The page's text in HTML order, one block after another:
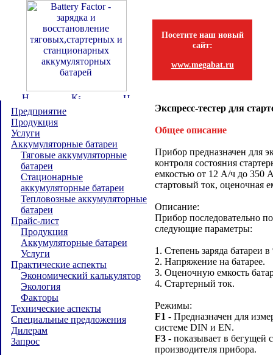
Посетите наш новый
сайт:
www.megabat.ru
Предприятие
Продукция
Услуги
Аккумуляторные батареи
Тяговые аккумуляторные
батареи
Стационарные
аккумуляторные батареи
Тепловозные аккумуляторные
батареи
Прайс-лист
Продукция
Аккумуляторные батареи
Услуги
Практические аспекты
Экономический калькулятор
Экология
Факторы
Технические аспекты
Специальные предложения
Дилерам
Запрос
Экспресс-тестер для
Общее описание
Прибор предназначен для
контроля состояния
емкостью от 12 А/ч до 350
стартовый ток, оценочная
Описание:
Прибор последовательно
следующие параметры:
1. Степень заряда батареи в
2. Напряжение на батарее.
3. Оценочную емкость
4. Стартерный ток.
Режимы:
F1 - Предназначен для
системе DIN и EN.
F3 - показывает в бегущей
производителя прибора.